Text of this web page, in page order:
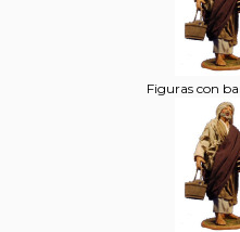
Figuras con